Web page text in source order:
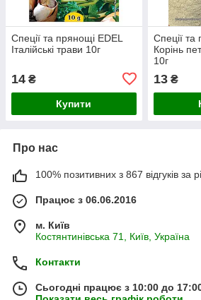
Спеції та прянощі EDEL
Італійські трави 10г
14 ₴
Купити
Спеції
Корінь
10г
13₴
Про нас
100% позитивних з 867 відгуків за
Працює з 06.06.2016
м. Київ
Костянтинівська 71, Київ, Україна
Контакти
Сьогодні працює з 10:00 до